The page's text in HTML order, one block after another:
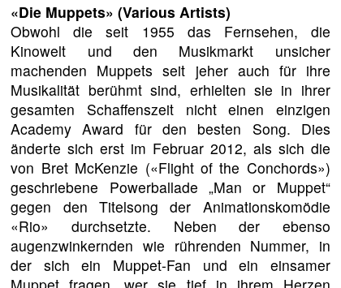
«Die Muppets» (Various Artists)
Obwohl die seit 1955 das Fernsehen, die
Kinowelt und den Musikmarkt unsicher
machenden Muppets seit jeher auch für ihre
Musikalität berühmt sind, erhielten sie in ihrer
gesamten Schaffenszeit nicht einen einzigen
Academy Award für den besten Song. Dies
änderte sich erst im Februar 2012, als sich die
von Bret McKenzie («Flight of the Conchords»)
geschriebene Powerballade „Man or Muppet“
gegen den Titelsong der Animationskomödie
«Rio» durchsetzte. Neben der ebenso
augenzwinkernden wie rührenden Nummer, in
der sich ein Muppet-Fan und ein einsamer